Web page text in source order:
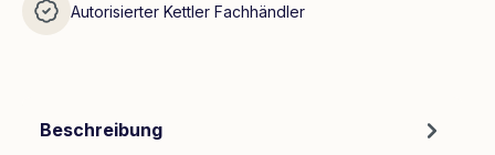
Autorisierter Kettler Fachhändler
Beschreibung